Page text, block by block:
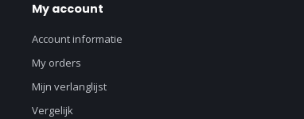
My account
Account informatie
My orders
Mijn verlanglijst
Vergelijk